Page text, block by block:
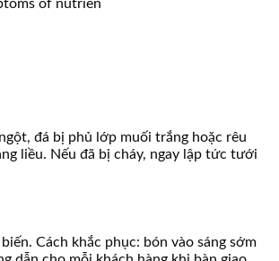
đá bị phủ lớp muối trắng hoặc rêu
liều. Nếu đã bị cháy, ngay lập tức tưới
Cách khắc phục: bón vào sáng sớm